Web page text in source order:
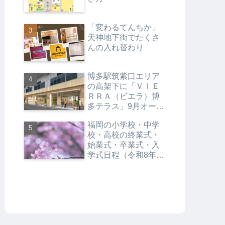
「変わるてんちか」
天神地下街でたくさ
んの入れ替わり
博多駅筑紫口エリア
の高架下に「ＶＩＥ
ＲＲＡ（ビエラ）博
多テラス」9月オープ
福岡の小学校・中学
校・高校の終業式・
始業式・卒業式・入
学式日程（令和8年度